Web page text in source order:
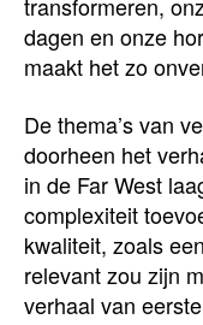
dagen en onze
maakt het zo
De thema’s van
doorheen het
in de Far West
complexiteit
kwaliteit, zoals
relevant zou zijn
verhaal van